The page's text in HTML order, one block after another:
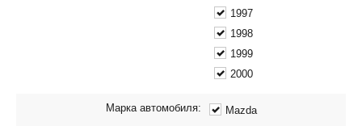
1997
1998
1999
2000
Марка автомобиля: Mazda